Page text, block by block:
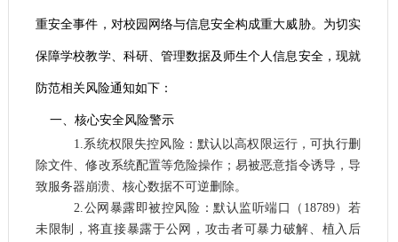
重安全事件，对校园网络与信息安全构成重大威胁。为切实
保障学校教学、科研、管理数据及师生个人信息安全，现就
防范相关风险通知如下：
一、核心安全风险警示
1. 系统权限失控风险：默认以高权限运行，可执行删
除文件、修改系统配置等危险操作；易被恶意指令诱导，导
致服务器崩溃、核心数据不可逆删除。
2. 公网暴露即被控风险 ：默认监听端口（ 18789）若
未限制，将直接暴露于公网，攻击者可暴力破解、植入后